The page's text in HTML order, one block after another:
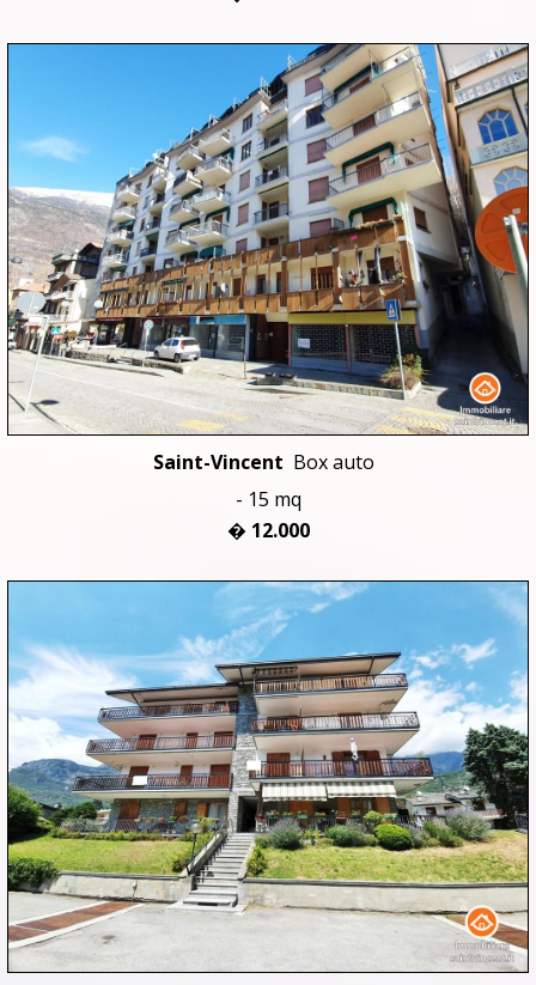
Saint-Vincent Box auto
- 15 mq
� 12.000